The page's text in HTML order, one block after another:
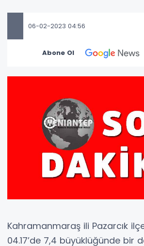
06-02-2023 04:56
Abone Ol
Kahramanmaraş ili Pazarcık
04.17’de 7,4 büyüklüğünde bir